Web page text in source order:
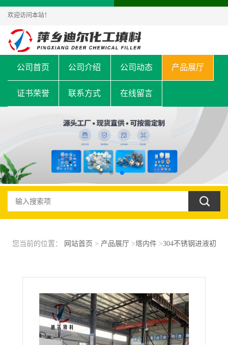
欢迎访问本站！
公司首页 公司介绍 公司动态 产品展厅
证书荣誉 联系方式 在线留言
您当前的位置： 网站首页 > 产品展厅>塔内件>304不锈钢进液初